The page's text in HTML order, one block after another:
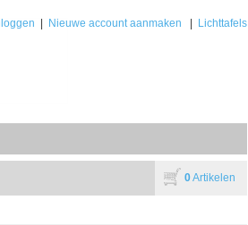
Nieuwe account aanmaken Lichttafels
0Artikelen